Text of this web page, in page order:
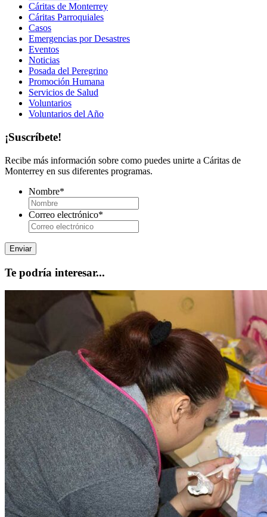
Cáritas de Monterrey
Cáritas Parroquiales
Casos
Emergencias por Desastres
Eventos
Noticias
Posada del Peregrino
Promoción Humana
Servicios de Salud
Voluntarios
Voluntarios del Año
¡Suscríbete!
Recibe más información sobre como puedes unirte a Cáritas de
Monterrey en sus diferentes programas.
Nombre*
Correo electrónico*
Te podría interesar...